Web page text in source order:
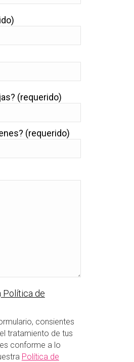
(requerido)
(requerido)
Política de
consientes
tratamiento de tus
conforme a lo
Política de